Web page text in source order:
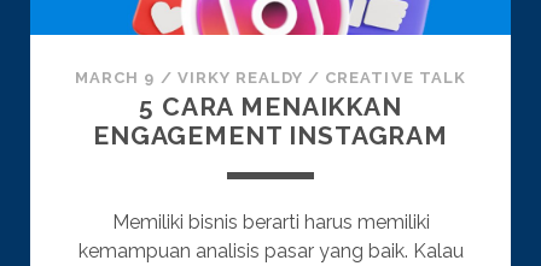
MARCH 9 / VIRKY REALDY / CREATIVE TALK
5 CARA MENAIKKAN
ENGAGEMENT INSTAGRAM
Memiliki bisnis berarti harus memiliki
kemampuan analisis pasar yang baik. Kalau